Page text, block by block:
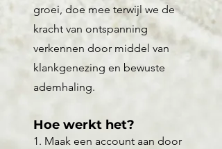
groei, doe mee terwijl we de
kracht van ontspanning
verkennen door middel van
klankgenezing en bewuste
ademhaling.
Hoe werkt het?
1. Maak een account aan door